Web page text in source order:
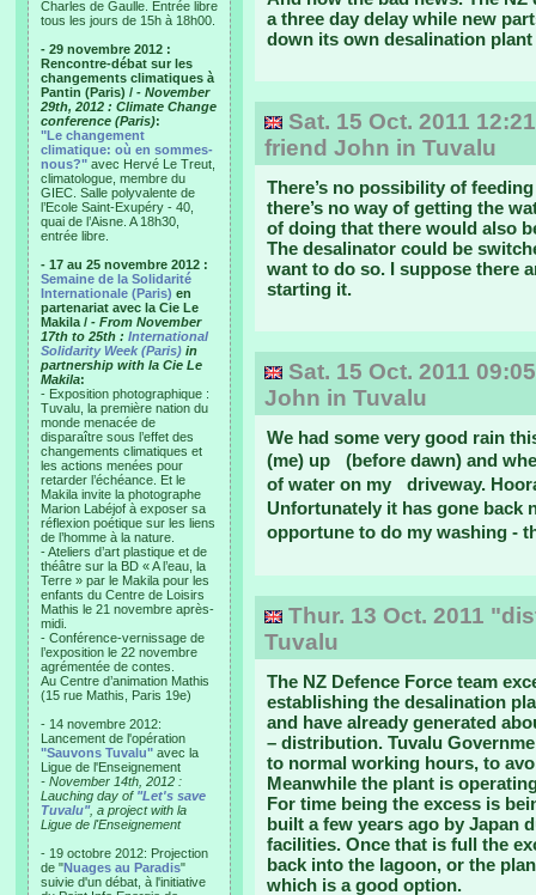
Charles de Gaulle. Entrée libre
tous les jours de 15h à 18h00.
- 29 novembre 2012 :
Rencontre-débat sur les
changements climatiques à
Pantin (Paris) / - November
29th, 2012 : Climate Change
conference (Paris):
"Le changement
climatique: où en sommes-
nous?" avec Hervé Le Treut,
climatologue, membre du
GIEC. Salle polyvalente de
l’Ecole Saint-Exupéry - 40,
quai de l’Aisne. A 18h30,
entrée libre.
- 17 au 25 novembre 2012 :
Semaine de la Solidarité
Internationale (Paris) en
partenariat avec la Cie Le
Makila / - From November
17th to 25th : International
Solidarity Week (Paris) in
partnership with la Cie Le
Makila:
- Exposition photographique :
Tuvalu, la première nation du
monde menacée de
disparaître sous l’effet des
changements climatiques et
les actions menées pour
retarder l’échéance. Et le
Makila invite la photographe
Marion Labéjof à exposer sa
réflexion poétique sur les liens
de l’homme à la nature.
- Ateliers d’art plastique et de
théâtre sur la BD « A l’eau, la
Terre » par le Makila pour les
enfants du Centre de Loisirs
Mathis le 21 novembre après-
midi.
- Conférence-vernissage de
l’exposition le 22 novembre
agrémentée de contes.
Au Centre d’animation Mathis
(15 rue Mathis, Paris 19e)
- 14 novembre 2012:
Lancement de l'opération
"Sauvons Tuvalu" avec la
Ligue de l'Enseignement
- November 14th, 2012 :
Lauching day of "Let's save
Tuvalu", a project with la
Ligue de l'Enseignement
- 19 octobre 2012: Projection
de "Nuages au Paradis"
suivie d'un débat, à l'initiative
a three day delay while new
down its own desalination
Sat. 15 Oct. 2011
friend John in Tuvalu
There’s no possibility of
there’s no way of getting the
of doing that there would also
The desalinator could be
want to do so. I suppose there
starting it.
Sat. 15 Oct. 2011
John in Tuvalu
We had some very good rain
(me) up (before dawn) and
of water on my driveway.
Unfortunately it has gone
opportune to do my washing -
Thur. 13 Oct. 2011
Tuvalu
The NZ Defence Force team
establishing the desalination
and have already generated
– distribution. Tuvalu
to normal working hours, to
Meanwhile the plant is
For time being the excess is
built a few years ago by Japan
facilities. Once that is full the
back into the lagoon, or the
which is a good option.